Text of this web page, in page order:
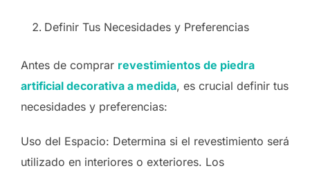
Definir Tus Necesidades y Preferencias
Antes de comprar revestimientos de piedra
artificial decorativa a medida, es crucial definir tus
necesidades y preferencias:
Uso del Espacio: Determina si el revestimiento será
utilizado en interiores o exteriores. Los